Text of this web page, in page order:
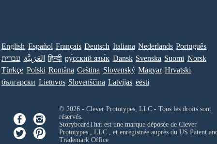
English Español Français Deutsch Italiana Nederlands Português
עברית العَرَبِيَّة हिन्दी ру́сский язы́к Dansk Svenska Suomi Norsk
Türkçe Polski Româna Ceština Slovenský Magyar Hrvatski
български Lietuvos Slovenščina Latvijas eesti
© 2026 - Clever Prototypes, LLC - Tous les droits sont
réservés.
StoryboardThat est une marque déposée de Clever
Prototypes , LLC, et enregistrée auprès du US Patent
Trademark Office